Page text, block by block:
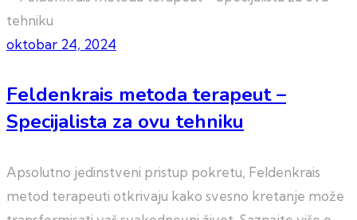
oktobar 24, 2024
Feldenkrais metoda terapeut –
Specijalista za ovu tehniku
Apsolutno jedinstveni pristup pokretu, Feldenkrais
metod terapeuti otkrivaju kako svesno kretanje može